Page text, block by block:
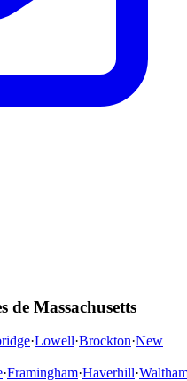
de Massachusetts
·Lowell·Brockton·New
·Framingham·Haverhill·